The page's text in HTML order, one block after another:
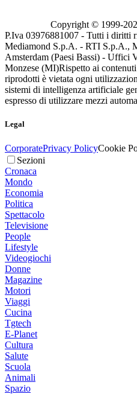
Copyright © 1999-
P.Iva 03976881007 - Tutti i diritti
Mediamond S.p.A. - RTI S.p.A.,
Amsterdam (Paesi Bassi) - Uffici
Monzese (MI)Rispetto ai
riprodotti è vietata ogni
sistemi di intelligenza artificiale
espresso di utilizzare mezzi
Legal
CorporatePrivacy PolicyCookie
Sezioni
Cronaca
Mondo
Economia
Politica
Spettacolo
Televisione
People
Lifestyle
Videogiochi
Donne
Magazine
Motori
Viaggi
Cucina
Tgtech
E-Planet
Cultura
Salute
Scuola
Animali
Spazio